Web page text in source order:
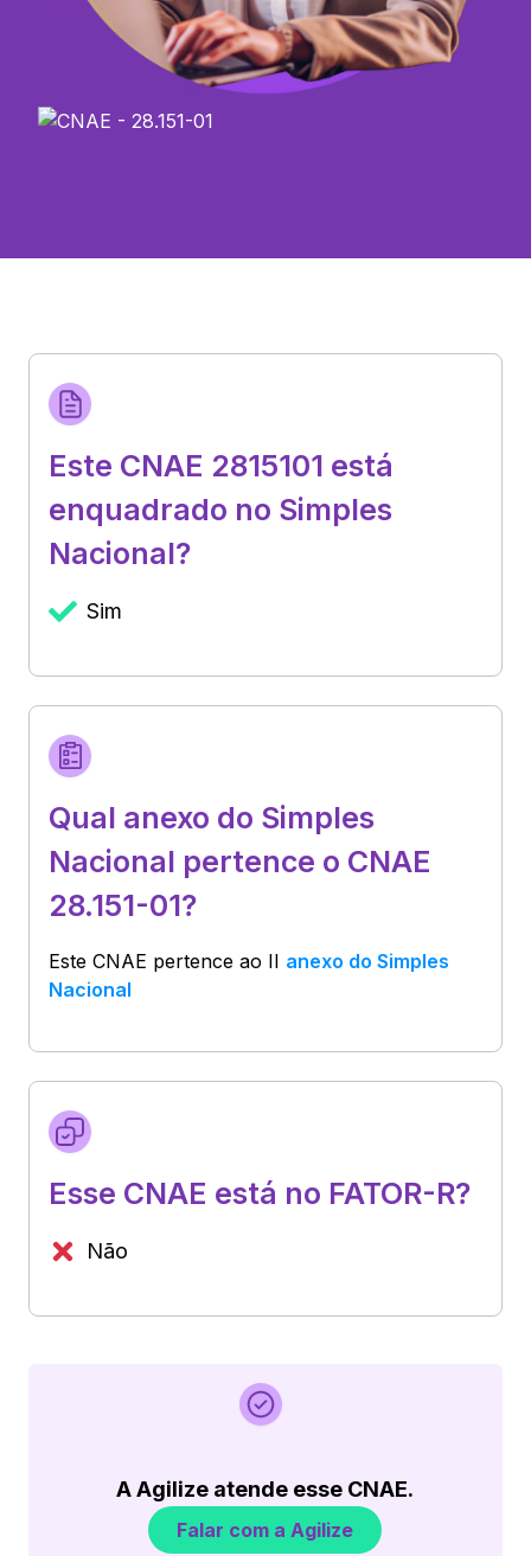
Este CNAE 2815101 está
enquadrado no Simples
Nacional?
Sim
Qual anexo do Simples
Nacional pertence o CNAE
28.151-01?
Este CNAE pertence ao II anexo do Simples
Nacional
Esse CNAE está no FATOR-R?
Não
A Agilize atende esse CNAE.
Falar com a Agilize